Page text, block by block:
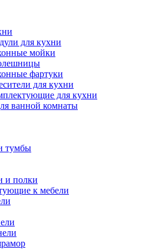
для кухни
мойки
фартуки
для кухни
для кухни
ванной комнаты
тумбы
и полки
к мебели